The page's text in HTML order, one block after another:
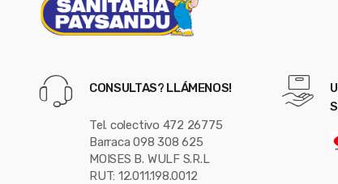
CONSULTAS? LLÁMENOS!
Tel. colectivo 472 26775
Barraca 098 308 625
MOISES B. WULF S.R.L
RUT: 12.011.198.0012